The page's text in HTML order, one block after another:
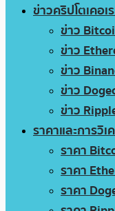
ข่าวคริปโตเคอเ
ข่าว
ข่าว
ข่าว
ข่าว
ข่าว
ราคาและการวิเ
ราคา
ราคา
ราคา